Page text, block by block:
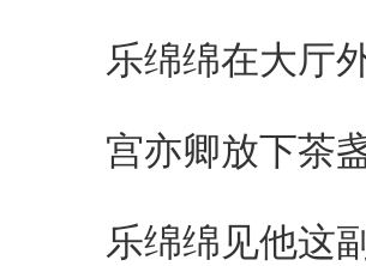
乐绵绵在大厅外
宫亦卿放下茶盏
乐绵绵见他这副